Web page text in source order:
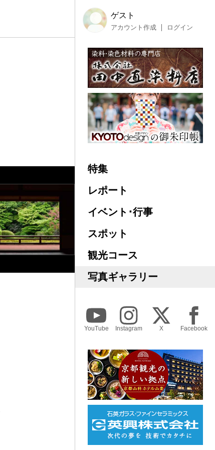
ゲスト
アカウント作成 ログイン
特集
レポート
イベント･行事
スポット
観光コース
写真ギャラリー
YouTube Instagram X Facebook